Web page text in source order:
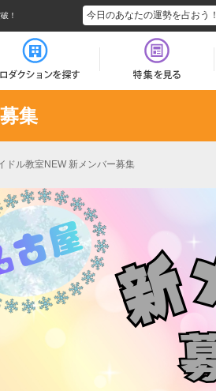
！ 今日のあなたの運勢を占おう！
集
ドル教室NEW 新メンバー募集